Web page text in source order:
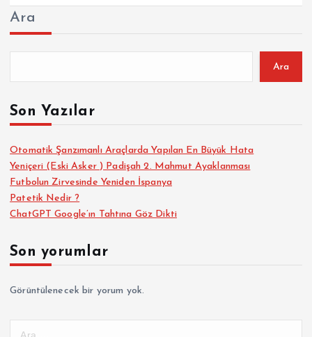
Ara
Ara
Son Yazılar
Otomatik Şanzımanlı Araçlarda Yapılan En Büyük Hata
Yeniçeri (Eski Asker ) Padişah 2. Mahmut Ayaklanması
Futbolun Zirvesinde Yeniden İspanya
Patetik Nedir ?
ChatGPT Google’ın Tahtına Göz Dikti
Son yorumlar
Görüntülenecek bir yorum yok.